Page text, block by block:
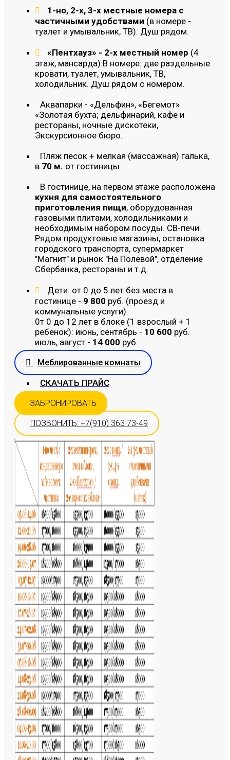
1-но, 2-х, 3-х местные номера с
частичными удобствами (в номере -
туалет и умывальник, ТВ). Душ рядом.
«Пентхауз» - 2-х местный номер (4
этаж, мансарда):В номере: две раздельные
кровати, туалет, умывальник, ТВ,
холодильник. Душ рядом с номером.
Аквапарки - «Дельфин», «Бегемот»
«Золотая бухта; дельфинарий, кафе и
рестораны, ночные дискотеки,
Экскурсионное бюро.
Пляж песок + мелкая (массажная) галька,
в 70 м. от гостиницы
В гостинице, на первом этаже расположена
кухня для самостоятельного
приготовления пищи, оборудованная
газовыми плитами, холодильниками и
необходимым набором посуды. СВ-печи.
Рядом продуктовые магазины, остановка
городского транспорта, супермаркет
"Магнит" и рынок "На Полевой", отделение
Сбербанка, рестораны и т.д.
Дети: от 0 до 5 лет без места в
гостинице - 9 800 руб. (проезд и
коммунальные услуги).
0т 0 до 12 лет в блоке (1 взрослый + 1
ребенок): июнь, сентябрь - 10 600 руб.
июль, август - 14 000 руб.
Меблированные комнаты
СКАЧАТЬ ПРАЙС
ЗАБРОНИРОВАТЬ
ПОЗВОНИТЬ: +7(910) 363 73-49